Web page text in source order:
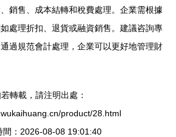
銷售、成本結轉和稅費處理。企業需根據
處理折扣、退貨或融資銷售。建議咨詢專
過規范會計處理，企業可以更好地管理財
轉載，請注明出處：
product/28.html
間：2026-08-08 19:01:40